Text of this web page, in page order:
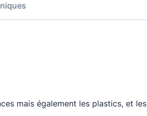
mais également les plastics, et les